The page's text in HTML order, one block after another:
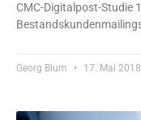
CMC-Digitalpost-Studie
Georg Blum 17. Mai 2018